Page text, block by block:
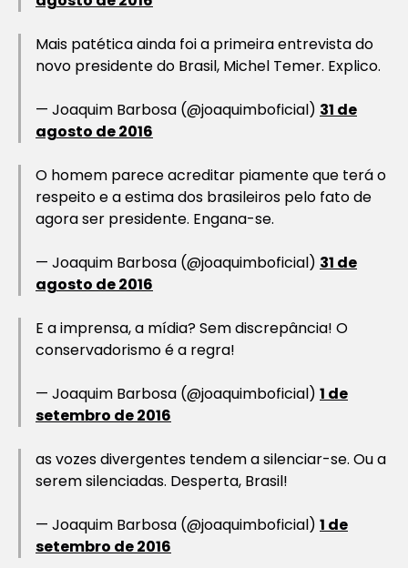
Mais patética ainda foi a primeira entrevista do
novo presidente do Brasil, Michel Temer. Explico.
— Joaquim Barbosa (@joaquimboficial) 31 de
agosto de 2016
O homem parece acreditar piamente que terá o
respeito e a estima dos brasileiros pelo fato de
agora ser presidente. Engana-se.
— Joaquim Barbosa (@joaquimboficial) 31 de
agosto de 2016
E a imprensa, a mídia? Sem discrepância! O
conservadorismo é a regra!
— Joaquim Barbosa (@joaquimboficial) 1 de
setembro de 2016
as vozes divergentes tendem a silenciar-se. Ou a
serem silenciadas. Desperta, Brasil!
— Joaquim Barbosa (@joaquimboficial) 1 de
setembro de 2016